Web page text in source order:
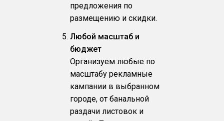
предложения по
размещению и скидки.
Любой масштаб и
бюджет
Организуем любые по
масштабу рекламные
кампании в выбранном
городе, от банальной
раздачи листовок и